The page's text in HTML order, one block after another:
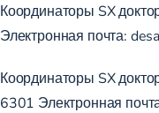
Координаторы SX
Электронная почта:
Координаторы SX
6301 Электронная